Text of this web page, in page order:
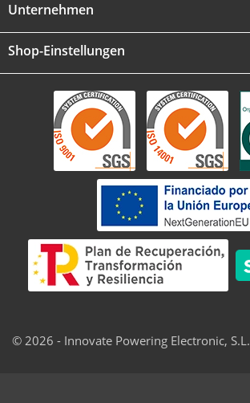
Unternehmen
Shop-Einstellungen
© 2026 - Innovate Powering Electronic, S.L.